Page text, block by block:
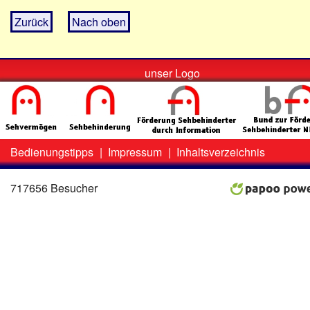
Zurück Nach oben
unser Logo
Zweit-
Menü
Bedienungstipps | Impressum | Inhaltsverzeichnis
717656 Besucher